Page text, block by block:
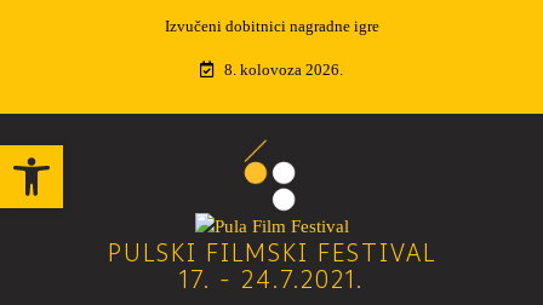
Open toolbar
NAGRADE 68. PULSKOG FILMSKOG FESTIVALA
8. kolovoza 2026.
PULSKI FILMSKI FESTIVAL
17. - 24.7.2021.